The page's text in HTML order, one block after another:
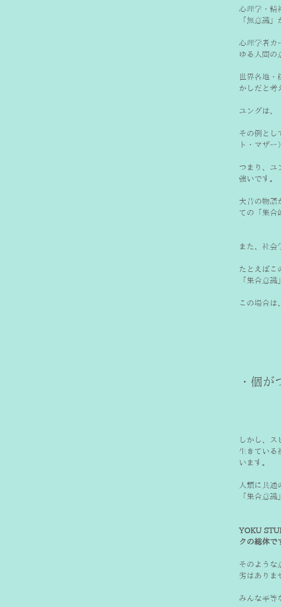
心理学・精
「無意識
心理学者カ
ゆる人間の
世界各地・
かしだと考
ユングは、
その例とし
ト・マザー
つまり、ユ
強いです。
大昔の物語
ての「集合
また、社会
たとえばこ
「集合意
この場合は
しかし、ス
生きている
います。
人類に共通
「集合意
YOKU
クの総体で
そのような
劣はありま
みんな平等